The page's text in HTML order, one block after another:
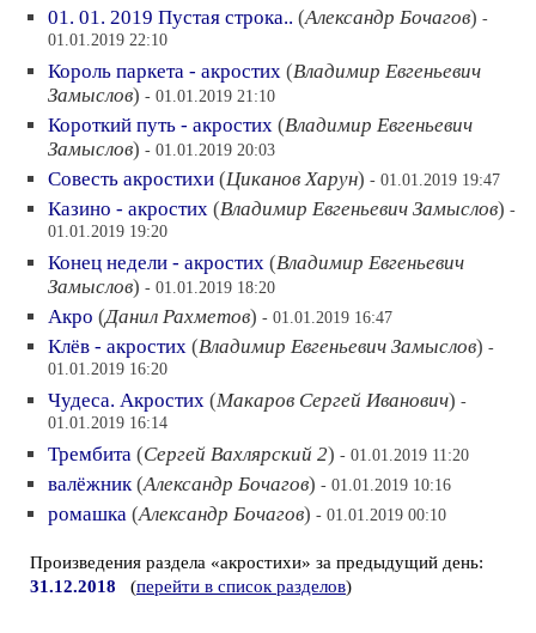
01. 01. 2019 Пустая строка.. (Александр Бочагов) -
01.01.2019 22:10
Король паркета - акростих (Владимир Евгеньевич
Замыслов) - 01.01.2019 21:10
Короткий путь - акростих (Владимир Евгеньевич
Замыслов) - 01.01.2019 20:03
Совесть акростихи (Циканов Харун) - 01.01.2019 19:47
Казино - акростих (Владимир Евгеньевич Замыслов) -
01.01.2019 19:20
Конец недели - акростих (Владимир Евгеньевич
Замыслов) - 01.01.2019 18:20
Акро (Данил Рахметов) - 01.01.2019 16:47
Клёв - акростих (Владимир Евгеньевич Замыслов) -
01.01.2019 16:20
Чудеса. Акростих (Макаров Сергей Иванович) -
01.01.2019 16:14
Трембита (Сергей Вахлярский 2) - 01.01.2019 11:20
валёжник(Александр Бочагов) - 01.01.2019 10:16
ромашка (Александр Бочагов) - 01.01.2019 00:10
Произведения раздела «акростихи» за предыдущий день:
31.12.2018 (перейти в список разделов)